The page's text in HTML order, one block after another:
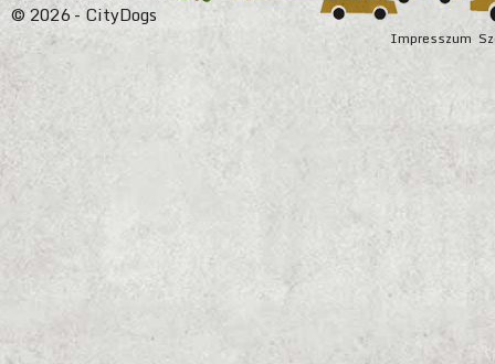
Impresszum
© 2026 - CityDogs